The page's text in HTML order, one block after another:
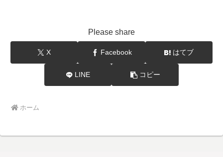
Please share
X Facebook はてブ
LINE コピー
ホーム